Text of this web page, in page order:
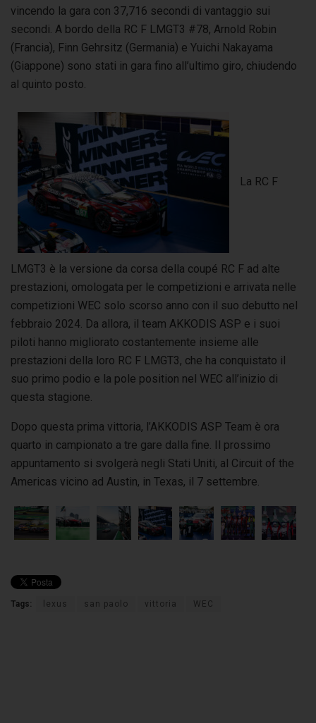
vincendo la gara con 37,716 secondi di vantaggio sui
secondi. A bordo della RC F LMGT3 #78, Arnold Robin
(Francia), Finn Gehrsitz (Germania) e Yuichi Nakayama
(Giappone) sono stati in gara fino all’ultimo giro, chiudendo
al quinto posto.
La RC F
LMGT3 è la versione da corsa della coupé RC F ad alte
prestazioni, omologata per le competizioni e arrivata nelle
competizioni WEC solo scorso anno con il suo debutto nel
febbraio 2024. Da allora, il team AKKODIS ASP e i suoi
piloti hanno migliorato costantemente insieme alle
prestazioni della loro RC F LMGT3, che ha conquistato il
suo primo podio e la pole position nel WEC all’inizio di
questa stagione.
Dopo questa prima vittoria, l’AKKODIS ASP Team è ora
quarto in campionato a tre gare dalla fine. Il prossimo
appuntamento si svolgerà negli Stati Uniti, al Circuit of the
Americas vicino ad Austin, in Texas, il 7 settembre.
Tags: lexus san paolo vittoria WEC